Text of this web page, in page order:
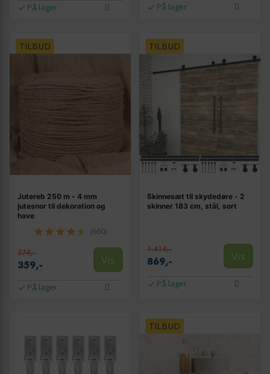
På lager På lager
TILBUD
Jutereb 250 m - 4 mm
jutesnor til dekoration og
have
(660)
374,-
359,- Vis
På lager
TILBUD
Skinnesæt til skydedøre - 2
skinner 183 cm, stål, sort
1.414,-
869,- Vis
På lager
TILBUD